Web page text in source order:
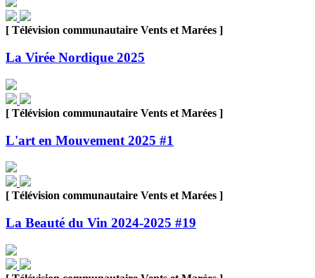
[ Télévision communautaire Vents et Marées ]
La Virée Nordique 2025
[ Télévision communautaire Vents et Marées ]
L'art en Mouvement 2025 #1
[ Télévision communautaire Vents et Marées ]
La Beauté du Vin 2024-2025 #19